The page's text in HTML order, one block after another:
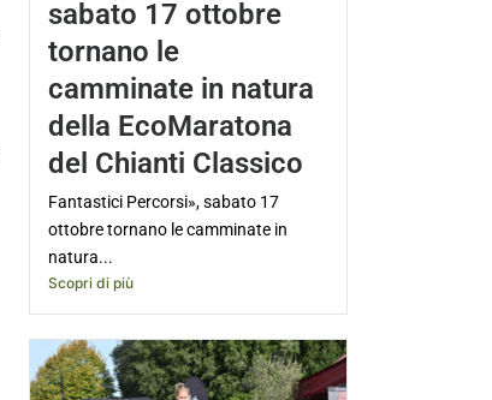
sabato 17 ottobre
tornano le
camminate in natura
della EcoMaratona
del Chianti Classico
Fantastici Percorsi», sabato 17
ottobre tornano le camminate in
natura...
Scopri di più